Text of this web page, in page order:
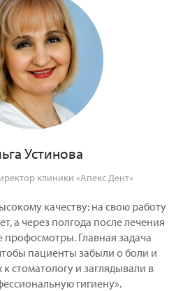
Устинова
клиники «Апекс Дент»
качеству: на свою работу
а через полгода после лечения
Главная задача
пациенты забыли о боли и
стоматологу и заглядывали в
гигиену».